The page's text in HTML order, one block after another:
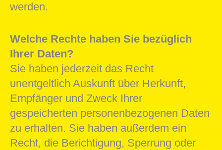
werden.
Welche Rechte haben Sie bezüglich
Ihrer Daten?
Sie haben jederzeit das Recht
unentgeltlich Auskunft über Herkunft,
Empfänger und Zweck Ihrer
gespeicherten personenbezogenen Daten
zu erhalten. Sie haben außerdem ein
Recht, die Berichtigung, Sperrung oder